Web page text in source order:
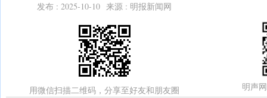
发布 : 2025-10-10 来源 : 明报新闻网
用微信扫描二维码，分享至好友和朋友圈 明声